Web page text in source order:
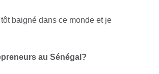
baigné dans ce monde et je
au Sénégal?